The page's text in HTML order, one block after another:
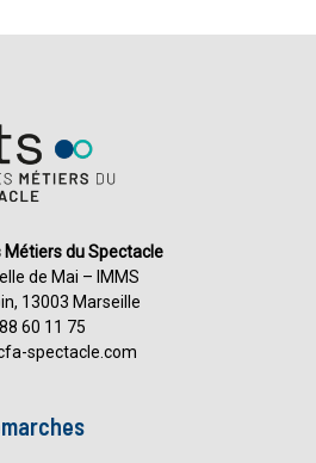
Métiers du Spectacle
de Mai – IMMS
13003 Marseille
60 11 75
spectacle.com